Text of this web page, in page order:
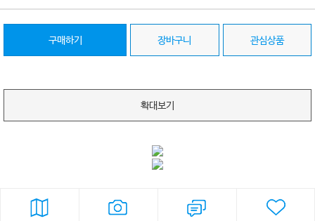
구매하기 장바구니 관심상품
확대보기